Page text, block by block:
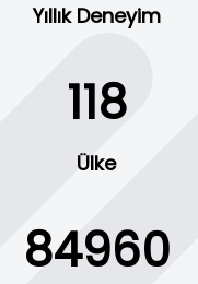
Yıllık Deneyim
120
Ülke
90000